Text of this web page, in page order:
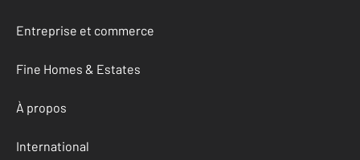
Entreprise et commerce
Fine Homes & Estates
À propos
International